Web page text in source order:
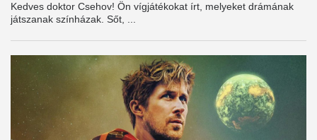
Kedves doktor Csehov! Ön vígjátékokat írt, melyeket drámának
játszanak színházak. Sőt, ...